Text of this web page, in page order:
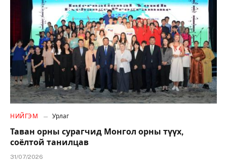
НИЙГЭМ Урлаг
Таван орны сурагчид Монгол орны түүх,
соёлтой танилцав
31/07/2026